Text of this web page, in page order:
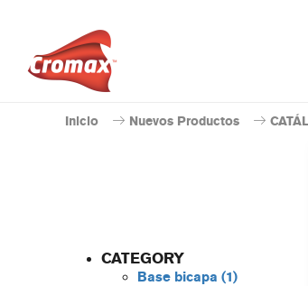
Inicio Nuevos Productos
CATEGORY
Base bicapa (1)